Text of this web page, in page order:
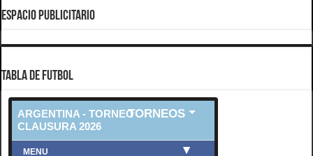
ESPACIO PUBLICITARIO
TABLA DE FUTBOL